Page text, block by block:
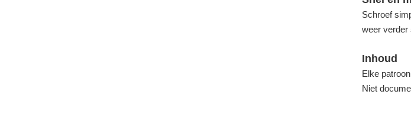
Schroef
weer verder
Inhoud
Elke
Niet